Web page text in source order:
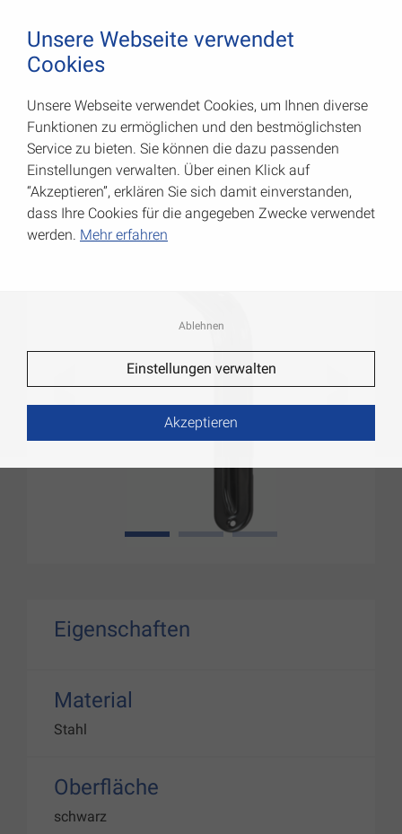
Format-Standard-Konsolen
Art.-Nr.: 000155200S
1
Eigenschaften
Material
Stahl
Oberfläche
schwarz
Unsere Webseite verwendet
Cookies
Unsere Webseite verwendet Cookies, um Ihnen diverse
Funktionen zu ermöglichen und den bestmöglichsten
Service zu bieten. Sie können die dazu passenden
Einstellungen verwalten. Über einen Klick auf
“Akzeptieren”, erklären Sie sich damit einverstanden,
dass Ihre Cookies für die angegeben Zwecke verwendet
werden. Mehr erfahren
Ablehnen
Einstellungen verwalten
Akzeptieren